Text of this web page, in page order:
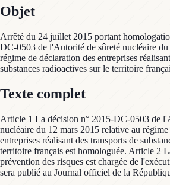
Objet
Arrêté du 24 juillet 2015 portant
DC-0503 de l'Autorité de sûreté nucléaire
régime de déclaration des entreprises
substances radioactives sur le territoire
Texte complet
Article 1 La décision n° 2015-DC-0503 de
nucléaire du 12 mars 2015 relative au
entreprises réalisant des transports de
territoire français est homologuée. Article 2
prévention des risques est chargée de
sera publié au Journal officiel de la